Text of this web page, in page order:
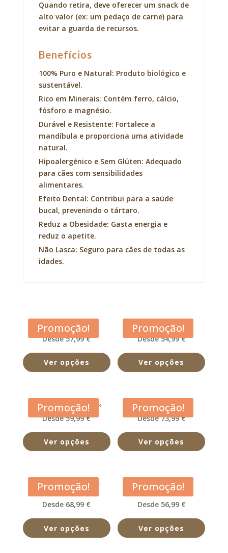
Quando retira, deve oferecer um snack de
alto valor (ex: um pedaço de carne) para
evitar a guarda de recursos.
Benefícios
100% Puro e Natural: Produto biológico e
sustentável.
Rico em Minerais: Contém ferro, cálcio,
fósforo e magnésio.
Durável e Resistente: Fortalece a
mandíbula e proporciona uma atividade
natural.
Hipoalergénico e Sem Glúten: Adequado
para cães com sensibilidades
alimentares.
Efeito Dental: Contribui para a saúde
bucal, prevenindo o tártaro.
Reduz a Obesidade: Gasta energia e
reduz o apetite.
Não Lasca: Seguro para cães de todas as
idades.
Promoção!
Acana Adult Dog
Desde 57,99 €
Ver opções
Promoção!
Acana Classic Red
Desde 54,99 €
Ver opções
Promoção!
Acana Free Run Duck
Desde 59,99 €
Ver opções
Promoção!
Acana Grasslands
Desde 73,99 €
Ver opções
Promoção!
Acana Large Breed –
Adulto
Desde 68,99 €
Ver opções
Promoção!
Acana Light and Fit
Desde 56,99 €
Ver opções